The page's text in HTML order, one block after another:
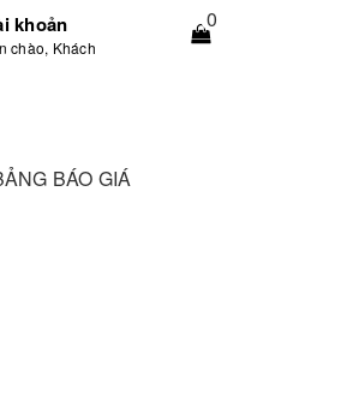
khoản
chào, Khách
0
BÁO GIÁ